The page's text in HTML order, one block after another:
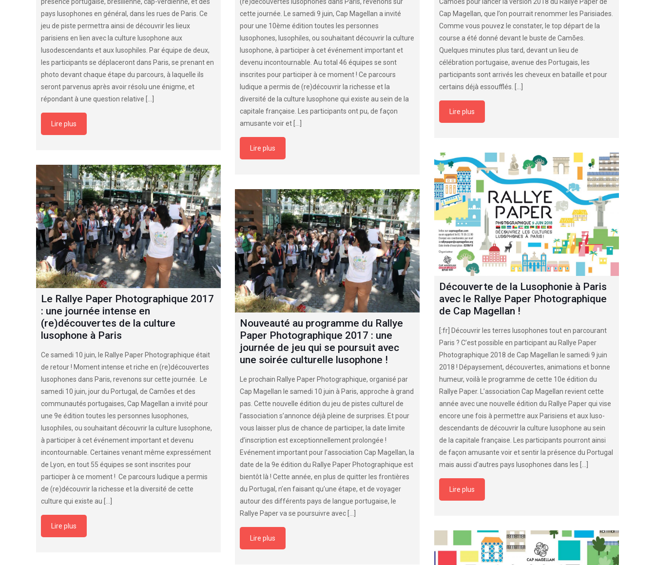
pays lusophones en général, dans les rues de Paris. Ce
jeu de piste permettra ainsi de découvrir les lieux
parisiens en lien avec la culture lusophone aux
lusodescendants et aux lusophiles. Par équipe de deux,
les participants se déplaceront dans Paris, se prenant en
photo devant chaque étape du parcours, à laquelle ils
seront parvenus après avoir résolu une énigme, et
répondant à une question relative
Lire plus
cette journée. Le samedi 9 juin, Cap Magellan a invité
pour une 10ème édition toutes les personnes
lusophones, lusophiles, ou souhaitant découvrir la culture
lusophone, à participer à cet événement important et
devenu incontournable. Au total 46 équipes se sont
inscrites pour participer à ce moment ! Ce parcours
ludique a permis de (re)découvrir la richesse et la
diversité de la culture lusophone qui existe au sein de la
capitale française. Les participants ont pu, de façon
amusante voir et
Lire plus
Cap Magellan, que l’on pourrait renommer les Parisiades.
Comme vous pouvez le constater, le top départ de la
course a été donné devant le buste de Camões.
Quelques minutes plus tard, devant un lieu de
célébration portugaise, avenue des Portugais, les
participants sont arrivés les cheveux en bataille et pour
certains déjà essoufflés.
Lire plus
Découverte de la Lusophonie à Paris
avec le Rallye Paper Photographique
de Cap Magellan !
[:fr] Découvrir les terres lusophones tout en parcourant
Paris ? C’est possible en participant au Rallye Paper
Photographique 2018 de Cap Magellan le samedi 9 juin
2018 ! Dépaysement, découvertes, animations et bonne
humeur, voilà le programme de cette 10e édition du
Rallye Paper. L’association Cap Magellan revient cette
année avec une nouvelle édition du Rallye Paper qui vise
encore une fois à permettre aux Parisiens et aux luso-
descendants de découvrir la culture lusophone au sein
de la capitale française. Les participants pourront ainsi
de façon amusante voir et sentir la présence du Portugal
mais aussi d’autres pays lusophones dans les
Lire plus
​Le Rallye Paper Photographique 2017
: une journée intense en
(re)découvertes de la culture
lusophone à Paris
Ce samedi 10 juin, le Rallye Paper Photographique était
de retour ! Moment intense et riche en (re)découvertes
lusophones dans Paris, revenons sur cette journée. Le
samedi 10 juin, jour du Portugal, de Camões et des
communautés portugaises, Cap Magellan a invité pour
une 9e édition toutes les personnes lusophones,
lusophiles, ou souhaitant découvrir la culture lusophone,
à participer à cet événement important et devenu
incontournable. Certaines venant même expressément
de Lyon, en tout 55 équipes se sont inscrites pour
participer à ce moment ! Ce parcours ludique a permis
de (re)découvrir la richesse et la diversité de cette
culture qui existe au
Lire plus
Nouveauté au programme du Rallye
Paper Photographique 2017 : une
journée de jeu qui se poursuit avec
une soirée culturelle lusophone !
Le prochain Rallye Paper Photographique, organisé par
Cap Magellan le samedi 10 juin à Paris, approche à grand
pas. Cette nouvelle édition du jeu de pistes culturel de
l’association s’annonce déjà pleine de surprises. Et pour
vous laisser plus de chance de participer, la date limite
d’inscription est exceptionnellement prolongée !
Evénement important pour l’association Cap Magellan, la
date de la 9e édition du Rallye Paper Photographique est
bientôt là ! Cette année, en plus de quitter les frontières
du Portugal, n’en faisant qu’une étape, et de voyager
autour des différents pays de langue portugaise, le
Rallye Paper va se poursuivre avec
Lire plus